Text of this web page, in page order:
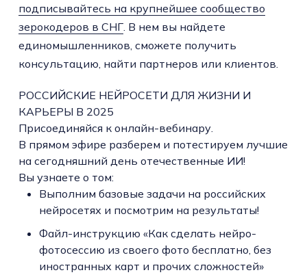
подписывайтесь на крупнейшее сообщество
зерокодеров в СНГ. В нем вы найдете
единомышленников, сможете получить
консультацию, найти партнеров или клиентов.
РОССИЙСКИЕ НЕЙРОСЕТИ ДЛЯ ЖИЗНИ И
КАРЬЕРЫ В 2025
Присоединяйся к онлайн-вебинару.
В прямом эфире разберем и потестируем лучшие
на сегодняшний день отечественные ИИ!
Вы узнаете о том:
Выполним базовые задачи на российских
нейросетях и посмотрим на результаты!
Файл-инструкцию «Как сделать нейро-
фотосессию из своего фото бесплатно, без
иностранных карт и прочих сложностей»